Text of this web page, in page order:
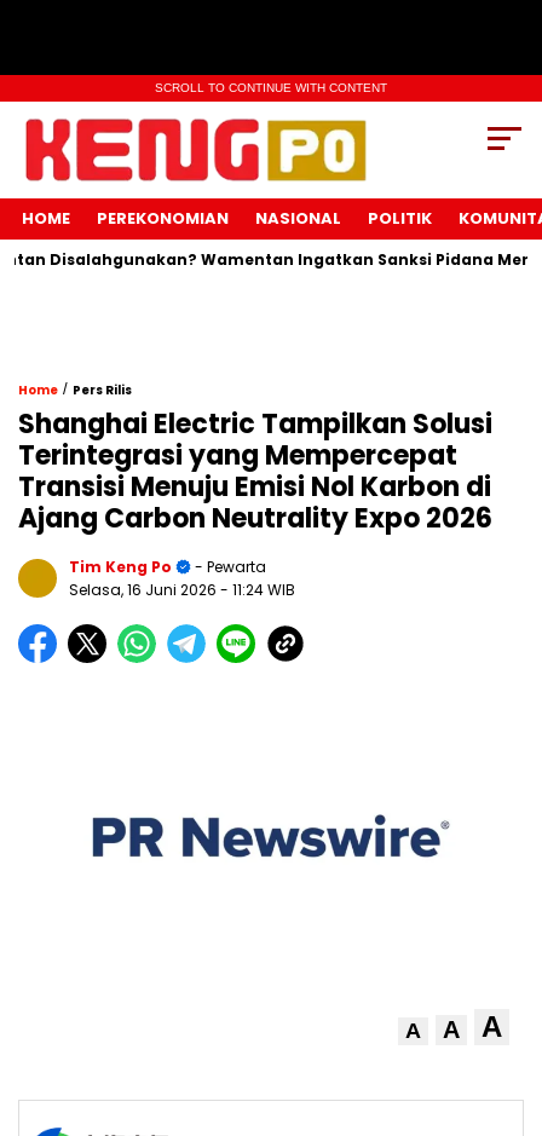
SCROLL TO CONTINUE WITH CONTENT
HOME PEREKONOMIAN NASIONAL POLITIK
Disalahgunakan? Wamentan Ingatkan Sanksi Pidana Menanti
Home / Pers Rilis
Shanghai Electric Tampilkan Solusi
Terintegrasi yang Mempercepat
Transisi Menuju Emisi Nol Karbon di
Ajang Carbon Neutrality Expo 2026
Tim Keng Po
- Pewarta
Selasa, 16 Juni 2026 - 11:24 WIB
A A A